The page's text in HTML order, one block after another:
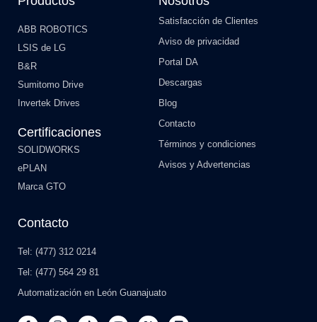
ABB ROBOTICS
LSIS de LG
B&R
Sumitomo Drive
Invertek Drives
Certificaciones
SOLIDWORKS
ePLAN
Marca GTO
Satisfacción de Clientes
Aviso de privacidad
Portal DA
Descargas
Blog
Contacto
Términos y condiciones
Avisos y Advertencias
Contacto
Tel: (477) 312 0214
Tel: (477) 564 29 81
Automatización en León Guanajuato